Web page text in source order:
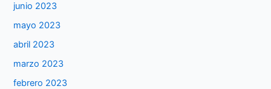
junio 2023
mayo 2023
abril 2023
marzo 2023
febrero 2023